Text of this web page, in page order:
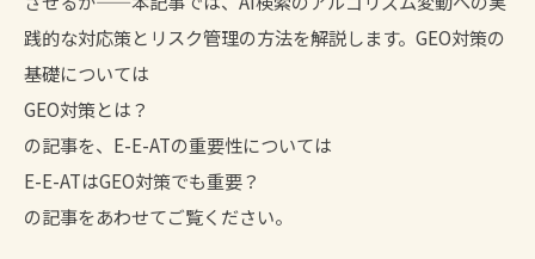
践的な対応策とリスク管理の方法を解説します。GEO対策の
基礎については
GEO対策とは？
の記事を、E-E-ATの重要性については
E-E-ATはGEO対策でも重要？
の記事をあわせてご覧ください。